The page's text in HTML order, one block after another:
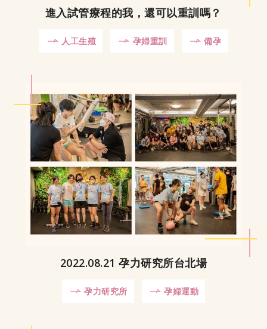
進入試管療程的我，還可以重訓嗎？
人工生殖 孕婦重訓 備孕
2022.08.21 孕力研究所台北場
孕力研究所 孕婦運動